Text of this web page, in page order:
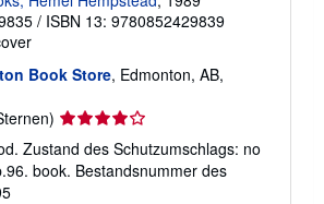
/ ISBN 13: 9780852429839
Book Store, Edmonton, AB,
Verkäuferbewertung
von
5
Zustand des Schutzumschlags: no
book. Bestandsnummer des